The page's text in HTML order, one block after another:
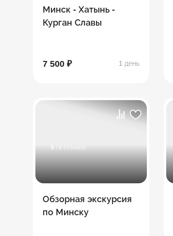
Минск - Хатынь -
Курган Славы
7 500 ₽ 1 день
5 / 6 отзывов
Обзорная экскурсия
по Минску